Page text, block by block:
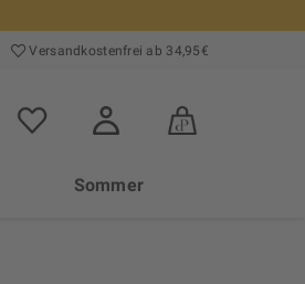
Versand­kosten­frei ab 34,95€
Sommer